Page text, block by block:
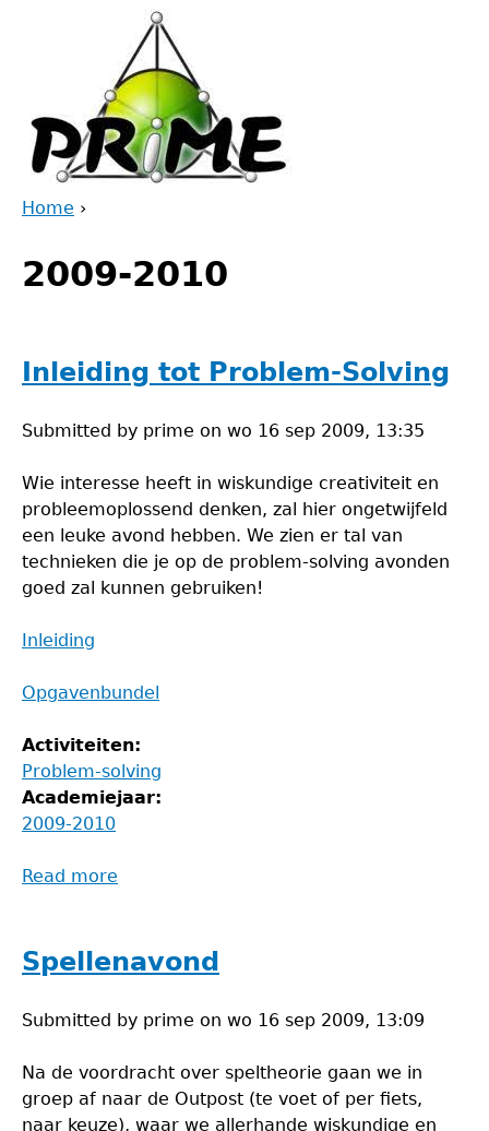
are
Home ›
to
top
2009-2010
Inleiding tot Problem-Solving
Submitted by prime on wo 16 sep 2009, 13:35
Wie interesse heeft in wiskundige creativiteit en
probleemoplossend denken, zal hier ongetwijfeld
een leuke avond hebben. We zien er tal van
technieken die je op de problem-solving avonden
goed zal kunnen gebruiken!
Inleiding
Opgavenbundel
Activiteiten:
Problem-solving
Academiejaar:
2009-2010
Read more
Problem-
Solving
Spellenavond
Submitted by prime on wo 16 sep 2009, 13:09
Na de voordracht over speltheorie gaan we in
groep af naar de Outpost (te voet of per fiets,
naar keuze), waar we allerhande wiskundige en